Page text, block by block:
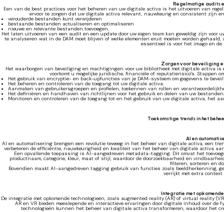
Regelmatige audits
Een van de best practices voor het beheren van uw digitale activa is het uitvoeren van
ervoor te zorgen dat uw digitale activa relevant, nauwkeurig en consistent zijn
verouderde bestanden kunt verwijderen
bestaande bestanden actualiseren en optimaliseren
nieuwe en relevante bestanden toevoegen.
Het laten uitvoeren van een audit en een update door uw eigen team kan geweldig zijn
te analyseren wat in de DAM moet blijven of welke elementen eruit moeten worden
essentieel is voor het imago en
Zorgen voor beveiliging
Het waarborgen van beveiliging en machtigingen voor uw bibliotheek met digitale activa
voorkomt u mogelijke juridische, financiële of reputatierisico's. Stappen
Het gebruik van encryptie- en back-upfuncties van je DAM-systeem om gegevens te
Het beheren en controleren van de toegang tot uw digitale activa.
Aanmaken van gebruikersgroepen en profielen, toekennen van rollen en
Het definiëren en handhaven van richtlijnen voor het gebruik en delen van uw bestanden.
Monitoren en controleren van de toegang tot en het gebruik van uw digitale activa, het
Toekomstige trends in het
AI en
AI en automatisering brengen een revolutie teweeg in het beheer van digitale activa, een
verbeteren de efficiëntie, nauwkeurigheid en kwaliteit van het beheer van digitale activa
Een opvallende toepassing is AI-aangedreven metadata-tagging. Dit omvat het
productnaam, categorie, kleur, maat of stijl, waardoor de doorzoekbaarheid en
filteren, sorteren en
Bovendien maakt AI-aangedreven tagging gebruik van functies zoals beeldherkenning,
verrijkt met extra
Integratie met
De integratie met opkomende technologieën, zoals augmented reality (AR) of virtual reality
AR en VR bieden meeslepende en interactieve ervaringen door digitale inhoud over de
technologieën kunnen het beheer van digitale activa transformeren, waardoor het